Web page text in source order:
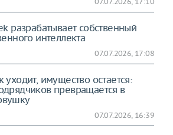
разрабатывает собственный
интеллекта
07.07.2026, 17:08
уходит, имущество остается:
превращается в
07.07.2026, 16:39